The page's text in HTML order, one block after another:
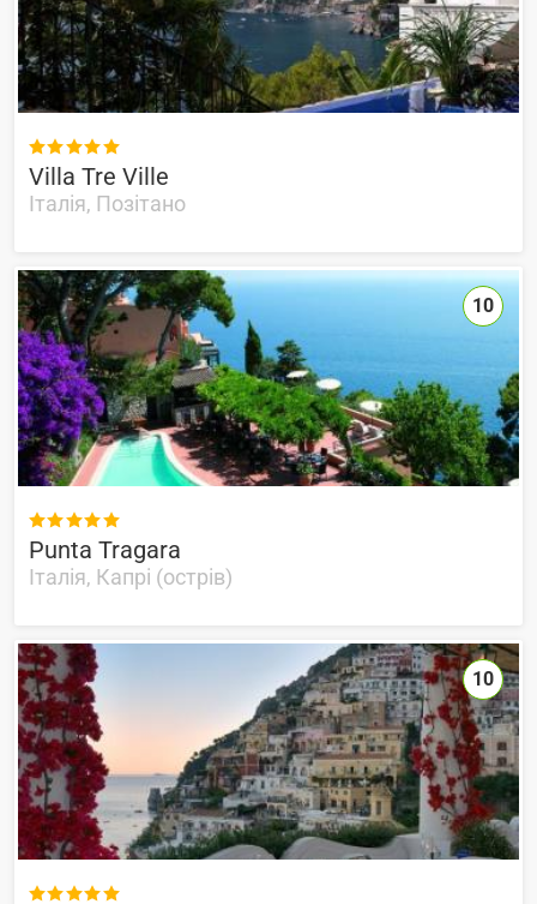

Villa Tre Ville
Італія, Позітано

Punta Tragara
Італія, Капрі (острів)
10

10